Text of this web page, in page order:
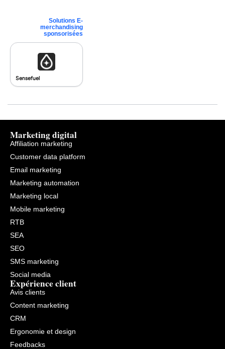
Solutions E-
merchandising
sponsorisées
Sensefuel
Marketing digital
Affiliation marketing
Customer data platform
Email marketing
Marketing automation
Marketing local
Mobile marketing
RTB
SEA
SEO
SMS marketing
Social media
Expérience client
Avis clients
Content marketing
CRM
Ergonomie et design
Feedbacks